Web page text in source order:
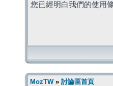
您已經明白我們的使用
MozTW» 討論區首頁